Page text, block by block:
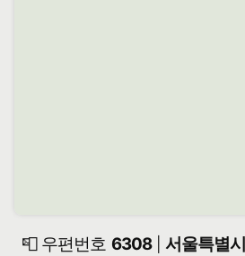
📮 우편번호 6308 서울특별